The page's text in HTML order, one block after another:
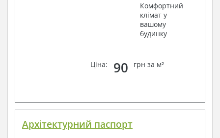
Комфортний
клімат у
вашому
будинку
Ціна: 90 грн за м²
Архітектурний паспорт